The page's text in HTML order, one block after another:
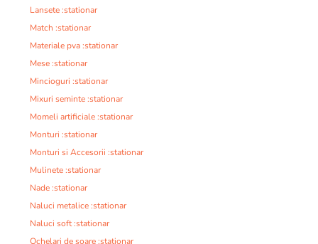
Lansete :stationar
Match :stationar
Materiale pva :stationar
Mese :stationar
Mincioguri :stationar
Mixuri seminte :stationar
Momeli artificiale :stationar
Monturi :stationar
Monturi si Accesorii :stationar
Mulinete :stationar
Nade :stationar
Naluci metalice :stationar
Naluci soft :stationar
Ochelari de soare :stationar